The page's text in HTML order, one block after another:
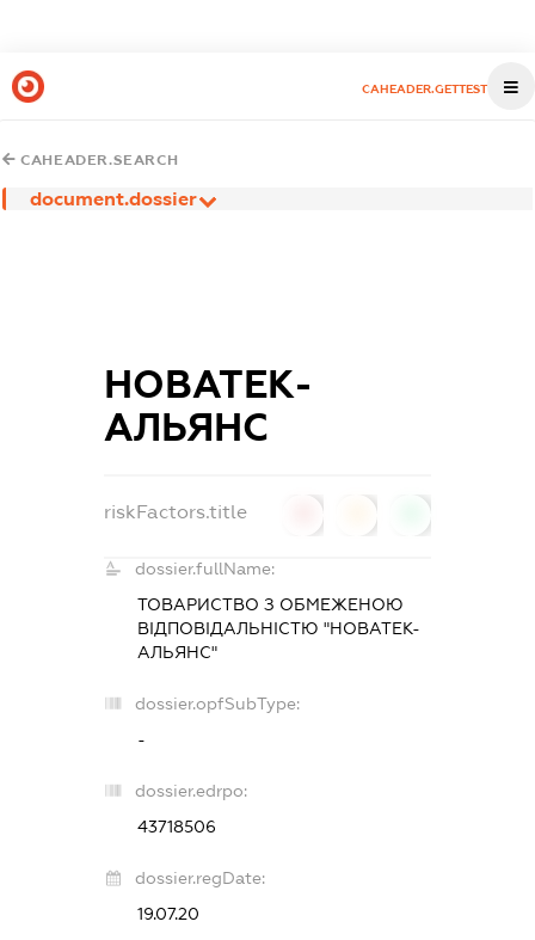
CAHEADER.GETTEST
CAHEADER.SEARCH
document.dossier
НОВАТЕК-
АЛЬЯНС
riskFactors.title
dossier.fullName:
ТОВАРИСТВО З ОБМЕЖЕНОЮ
ВІДПОВІДАЛЬНІСТЮ "НОВАТЕК-
АЛЬЯНС"
dossier.opfSubType:
-
dossier.edrpo:
43718506
dossier.regDate:
19.07.20